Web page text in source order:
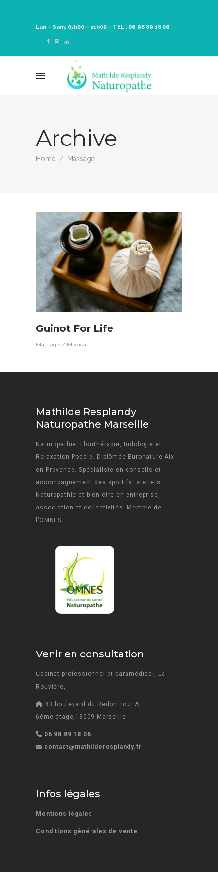
Lun – Sam: 07h00 – 21h00 – TEL : 06 98 89 18 06
Archive
Home / Massage
Guinot For Life
Massage Medical
Mathilde Resplandy
Naturopathe Marseille
Naturopathie, Florithérapie, Iridologie et
Relaxation Podale. Diplômée Euronature Aix-
en-Provence. Spécialiste en conseils et
accompagnement des sportifs, ateliers
Naturopathie et bien-être en entreprise,
association et collectivités. Membre de
l’OMNES.
Venir en consultation
Cabinet professionnel et paramédical, La
Rouvière,
83 boulevard du Redon Tour A,
6ème étage,13009 Marseille
06 98 89 18 06
contact@mathilderesplandy.fr
Infos légales
Mentions légales
Conditions générales de vente